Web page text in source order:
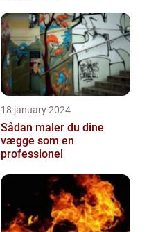
18 january 2024
Sådan maler du dine
vægge som en
professionel